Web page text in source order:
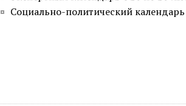
Социально-политический